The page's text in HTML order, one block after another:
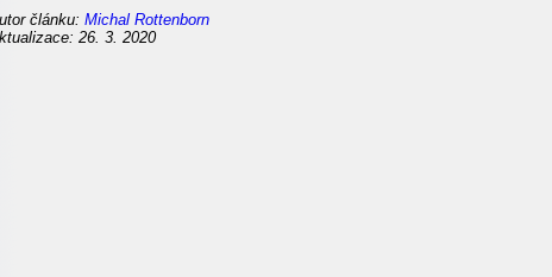
článku: Michal Rottenborn
26. 3. 2020